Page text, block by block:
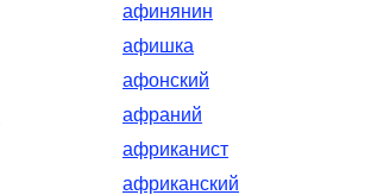
афинянин
афишка
афонский
афраний
африканист
африканский